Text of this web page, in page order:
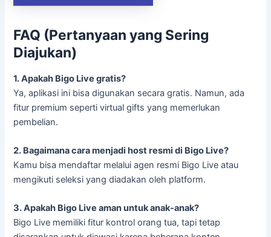
FAQ (Pertanyaan yang Sering
Diajukan)
1. Apakah Bigo Live gratis?
Ya, aplikasi ini bisa digunakan secara gratis. Namun, ada
fitur premium seperti virtual gifts yang memerlukan
pembelian.
2. Bagaimana cara menjadi host resmi di Bigo Live?
Kamu bisa mendaftar melalui agen resmi Bigo Live atau
mengikuti seleksi yang diadakan oleh platform.
3. Apakah Bigo Live aman untuk anak-anak?
Bigo Live memiliki fitur kontrol orang tua, tapi tetap